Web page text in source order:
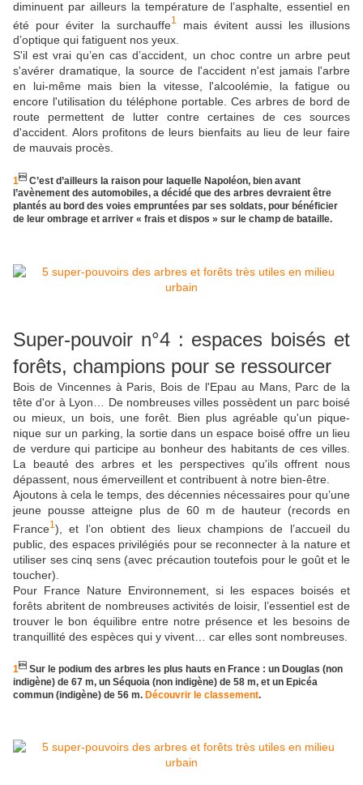
diminuent par ailleurs la température de l’asphalte, essentiel en
été pour éviter la surchauffe1
mais évitent aussi les illusions
d’optique qui fatiguent nos yeux.
S'il est vrai qu’en cas d’accident, un choc contre un arbre peut
s'avérer dramatique, la source de l'accident n'est jamais l'arbre
en lui-même mais bien la vitesse, l'alcoolémie, la fatigue ou
encore l'utilisation du téléphone portable. Ces arbres de bord de
route permettent de lutter contre certaines de ces sources
d'accident. Alors profitons de leurs bienfaits au lieu de leur faire
de mauvais procès.
1 C’est d’ailleurs la raison pour laquelle Napoléon, bien avant
l’avènement des automobiles, a décidé que des arbres devraient être
plantés au bord des voies empruntées par ses soldats, pour bénéficier
de leur ombrage et arriver « frais et dispos » sur le champ de bataille.
Super-pouvoir n°4 : espaces boisés et
forêts, champions pour se ressourcer
Bois de Vincennes à Paris, Bois de l'Epau au Mans, Parc de la
tête d'or à Lyon… De nombreuses villes possèdent un parc boisé
ou mieux, un bois, une forêt. Bien plus agréable qu'un pique-
nique sur un parking, la sortie dans un espace boisé offre un lieu
de verdure qui participe au bonheur des habitants de ces villes.
La beauté des arbres et les perspectives qu'ils offrent nous
dépassent, nous émerveillent et contribuent à notre bien-être.
Ajoutons à cela le temps, des décennies nécessaires pour qu’une
jeune pousse atteigne plus de 60 m de hauteur (records en
France1 ), et l’on obtient des lieux champions de l’accueil du
public, des espaces privilégiés pour se reconnecter à la nature et
utiliser ses cinq sens (avec précaution toutefois pour le goût et le
toucher).
Pour France Nature Environnement, si les espaces boisés et
forêts abritent de nombreuses activités de loisir, l’essentiel est de
trouver le bon équilibre entre notre présence et les besoins de
tranquillité des espèces qui y vivent… car elles sont nombreuses.
1 Sur le podium des arbres les plus hauts en France : un Douglas (non
indigène) de 67 m, un Séquoia (non indigène) de 58 m, et un Epicéa
commun (indigène) de 56 m. Découvrir le classement.